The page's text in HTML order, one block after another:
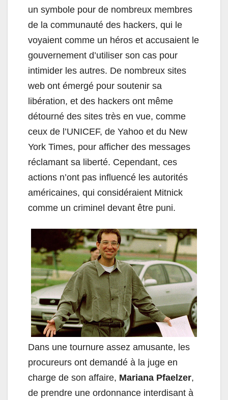
un symbole pour de nombreux membres
de la communauté des hackers, qui le
voyaient comme un héros et accusaient le
gouvernement d’utiliser son cas pour
intimider les autres. De nombreux sites
web ont émergé pour soutenir sa
libération, et des hackers ont même
détourné des sites très en vue, comme
ceux de l’UNICEF, de Yahoo et du New
York Times, pour afficher des messages
réclamant sa liberté. Cependant, ces
actions n’ont pas influencé les autorités
américaines, qui considéraient Mitnick
comme un criminel devant être puni.
Dans une tournure assez amusante, les
procureurs ont demandé à la juge en
charge de son affaire, Mariana Pfaelzer,
de prendre une ordonnance interdisant à